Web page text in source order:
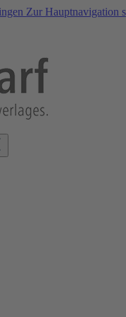
Zur Hauptnavigation